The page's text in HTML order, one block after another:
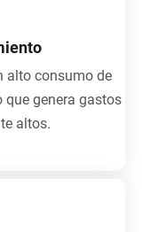
alto consumo de
que genera gastos
altos.